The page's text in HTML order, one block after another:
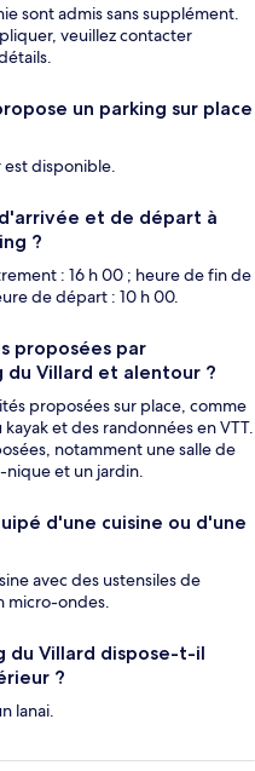
sont admis sans supplément.
veuillez contacter
un parking sur place
est disponible.
et de départ à
?
: 16 h 00 ; heure de fin de
de départ : 10 h 00.
proposées par
Villard et alentour ?
proposées sur place, comme
et des randonnées en VTT.
notamment une salle de
nique et un jardin.
d'une cuisine ou d'une
avec des ustensiles de
micro-ondes.
du Villard dispose-t-il
?
lanai.